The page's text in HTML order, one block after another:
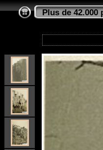
Plus de 42.000